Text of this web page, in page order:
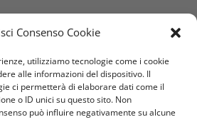
Consenso Cookie
utilizziamo tecnologie come i cookie
alle informazioni del dispositivo. Il
ci permetterà di elaborare dati come il
o ID unici su questo sito. Non
può influire negativamente su alcune